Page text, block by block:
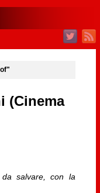
(Cinema
salvare, con la